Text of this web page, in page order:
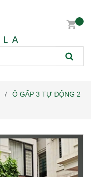
/
Ô GẤP 3 TỰ ĐỘNG 2